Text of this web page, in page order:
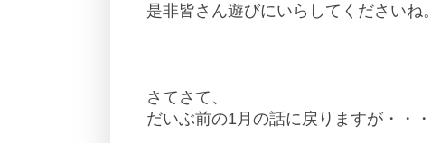
是非皆さん遊びにいらしてくださいね。
さてさて、
だいぶ前の1月の話に戻りますが・・・